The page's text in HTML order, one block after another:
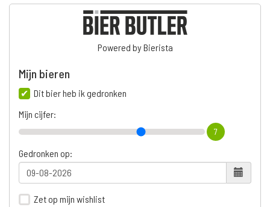
Powered by Bierista
Mijn bieren
Dit bier heb ik gedronken
Mijn cijfer:
7
Gedronken op:
Zet op mijn wishlist